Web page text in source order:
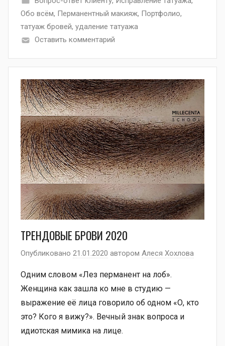
Обо всём, Перманентный макияж, Портфолио,
татуаж бровей, удаление татуажа
Оставить комментарий
ТРЕНДОВЫЕ БРОВИ 2020
Опубликовано 21.01.2020 автором Алеся Хохлова
Одним словом «Лез перманент на лоб».
Женщина как зашла ко мне в студию —
выражение её лица говорило об одном «О, кто
это? Кого я вижу?». Вечный знак вопроса и
идиотская мимика на лице.